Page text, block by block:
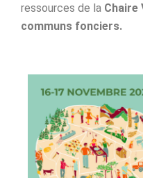
ressources de la Chaire
communs fonciers.